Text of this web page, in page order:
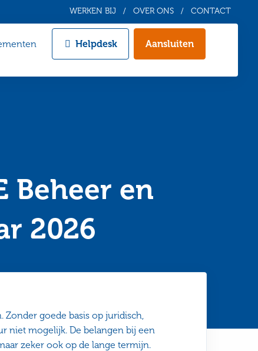
Helpdesk Aansluiten
WERKEN BIJ OVER ONS CONTACT
Beheer en
2026
goede basis op juridisch,
niet mogelijk. De belangen bij een
zeker ook op de lange termijn.